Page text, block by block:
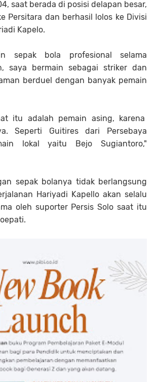
saat berada di posisi delapan besar,
Persitara dan berhasil lolos ke Divisi
Kapelo.
sepak bola profesional selama
saya bermain sebagai striker dan
berduel dengan banyak pemain
itu adalah pemain asing, karena
Seperti Guitires dari Persebaya
lokal yaitu Bejo Sugiantoro,"
sepak bolanya tidak berlangsung
Hariyadi Kapello akan selalu
oleh suporter Persis Solo saat itu